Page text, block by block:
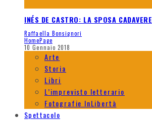
INÉS DE CASTRO: LA SPOSA CADAVERE
Raffaella Bonsignori
HomePage
10 Gennaio 2018
Arte
Storia
Libri
L’imprevisto letterario
Fotografie InLibertà
Spettacolo